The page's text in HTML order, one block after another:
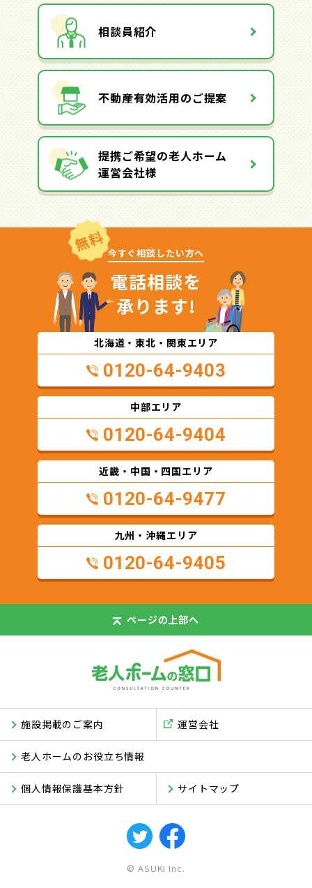
相談員紹介
不動産有効活用のご提案
提携ご希望の老人ホーム
運営会社様
無料 今すぐ相談したい方へ
電話相談を
承ります!
北海道・東北・関東エリア
0120-64-9403
中部エリア
0120-64-9404
近畿・中国・四国エリア
0120-64-9477
九州・沖縄エリア
0120-64-9405
ページの上部へ
施設掲載のご案内
老人ホームのお役立ち情報
サイトマップ
運営会社
個人情報保護基本方針
© ASUKI Inc.